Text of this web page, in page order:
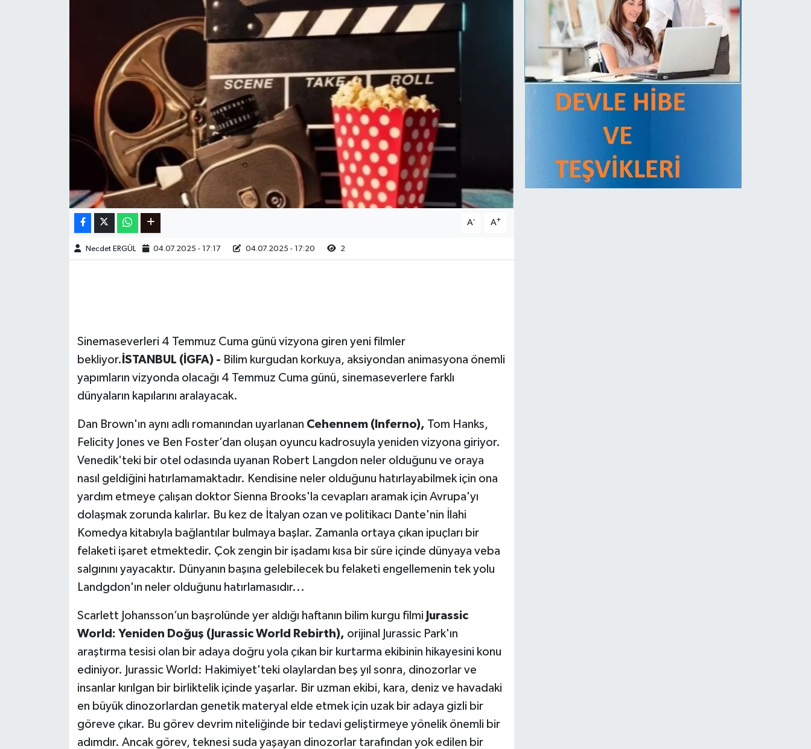
A- A+
Necdet ERGÜL 04.07.2025 - 17:17 04.07.2025 - 17:20 2
Sinemaseverleri 4 Temmuz Cuma günü vizyona giren yeni filmler
bekliyor. İSTANBUL (İGFA) - Bilim kurgudan korkuya, aksiyondan animasyona önemli
yapımların vizyonda olacağı 4 Temmuz Cuma günü, sinemaseverlere farklı
dünyaların kapılarını aralayacak.
Dan Brown'ın aynı adlı romanından uyarlanan Cehennem (Inferno), Tom Hanks,
Felicity Jones ve Ben Foster’dan oluşan oyuncu kadrosuyla yeniden vizyona giriyor.
Venedik'teki bir otel odasında uyanan Robert Langdon neler olduğunu ve oraya
nasıl geldiğini hatırlamamaktadır. Kendisine neler olduğunu hatırlayabilmek için ona
yardım etmeye çalışan doktor Sienna Brooks'la cevapları aramak için Avrupa'yı
dolaşmak zorunda kalırlar. Bu kez de İtalyan ozan ve politikacı Dante'nin İlahi
Komedya kitabıyla bağlantılar bulmaya başlar. Zamanla ortaya çıkan ipuçları bir
felaketi işaret etmektedir. Çok zengin bir işadamı kısa bir süre içinde dünyaya veba
salgınını yayacaktır. Dünyanın başına gelebilecek bu felaketi engellemenin tek yolu
Landgdon'ın neler olduğunu hatırlamasıdır...
Scarlett Johansson’un başrolünde yer aldığı haftanın bilim kurgu filmi Jurassic
World: Yeniden Doğuş (Jurassic World Rebirth), orijinal Jurassic Park'ın
araştırma tesisi olan bir adaya doğru yola çıkan bir kurtarma ekibinin hikayesini konu
ediniyor. Jurassic World: Hakimiyet'teki olaylardan beş yıl sonra, dinozorlar ve
insanlar kırılgan bir birliktelik içinde yaşarlar. Bir uzman ekibi, kara, deniz ve havadaki
en büyük dinozorlardan genetik materyal elde etmek için uzak bir adaya gizli bir
göreve çıkar. Bu görev devrim niteliğinde bir tedavi geliştirmeye yönelik önemli bir
adımdır. Ancak görev, teknesi suda yaşayan dinozorlar tarafından yok edilen bir